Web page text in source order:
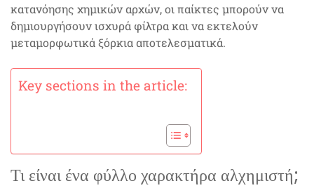
κατανόησης χημικών αρχών, οι παίκτες μπορούν να
δημιουργήσουν ισχυρά φίλτρα και να εκτελούν
μεταμορφωτικά ξόρκια αποτελεσματικά.
Key sections in the article:
Τι είναι ένα φύλλο χαρακτήρα αλχημιστή;